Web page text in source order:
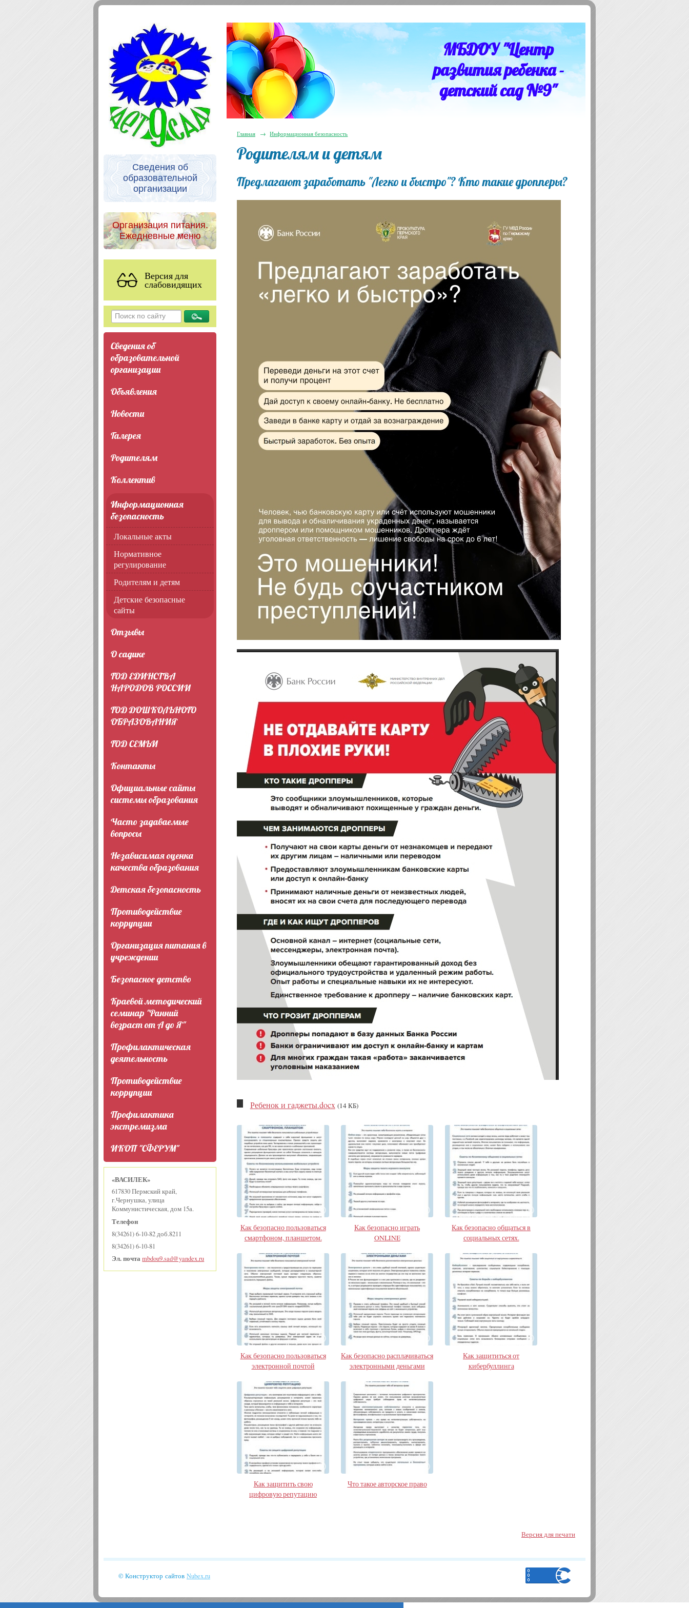
Сведения об
образовательной
организации
Организация питания.
Ежедневные меню
Версия для
слабовидящих
Сведения об
образовательной
организации
Объявления
Новости
Галерея
Родителям
Коллектив
Информационная
безопасность
Локальные акты
Нормативное
регулирование
Родителям и детям
Детские безопасные
сайты
Отзывы
О садике
ГОД ЕДИНСТВА
НАРОДОВ РОССИИ
ГОД ДОШКОЛЬНОГО
ОБРАЗОВАНИЯ
ГОД СЕМЬИ
Контакты
Официальные сайты
системы образования
Часто задаваемые
вопросы
Независимая оценка
качества образования
Детская безопасность
Противодействие
коррупции
Организация питания в
учреждении
Безопасное детство
Краевой методический
семинар "Ранний
возраст от А до Я"
Профилактическая
деятельность
Противодействие
коррупции
Профилактика
экстремизма
ИКОП "СФЕРУМ"
«ВАСИЛЕК»
617830 Пермский край,
г.Чернушка, улица
Коммунистическая, дом 15а.
Телефон
8(34261) 6-10-82 доб.8211
8(34261) 6-10-81
Эл. почта mbdou9.sad@yandex.ru
МБДОУ "Центр
развития ребенка -
детский сад №9"
Главная → Информационная безопасность
Родителям и детям
Предлагают заработать "Легко и быстро"? Кто такие дропперы?
Ребенок и гаджеты.docx (14 КБ)
Как безопасно пользоваться
смартфоном, планшетом.
Как безопасно играть
ONLINE
Как безопасно общаться в
социальных сетях.
Как безопасно пользоваться
электронной почтой
Как безопасно расплачиваться
электронными деньгами
Как защититься от
кибербуллинга
Как защитить свою
цифровую репутацию
Что такое авторское право
Версия для печати
© Конструктор сайтов Nubex.ru